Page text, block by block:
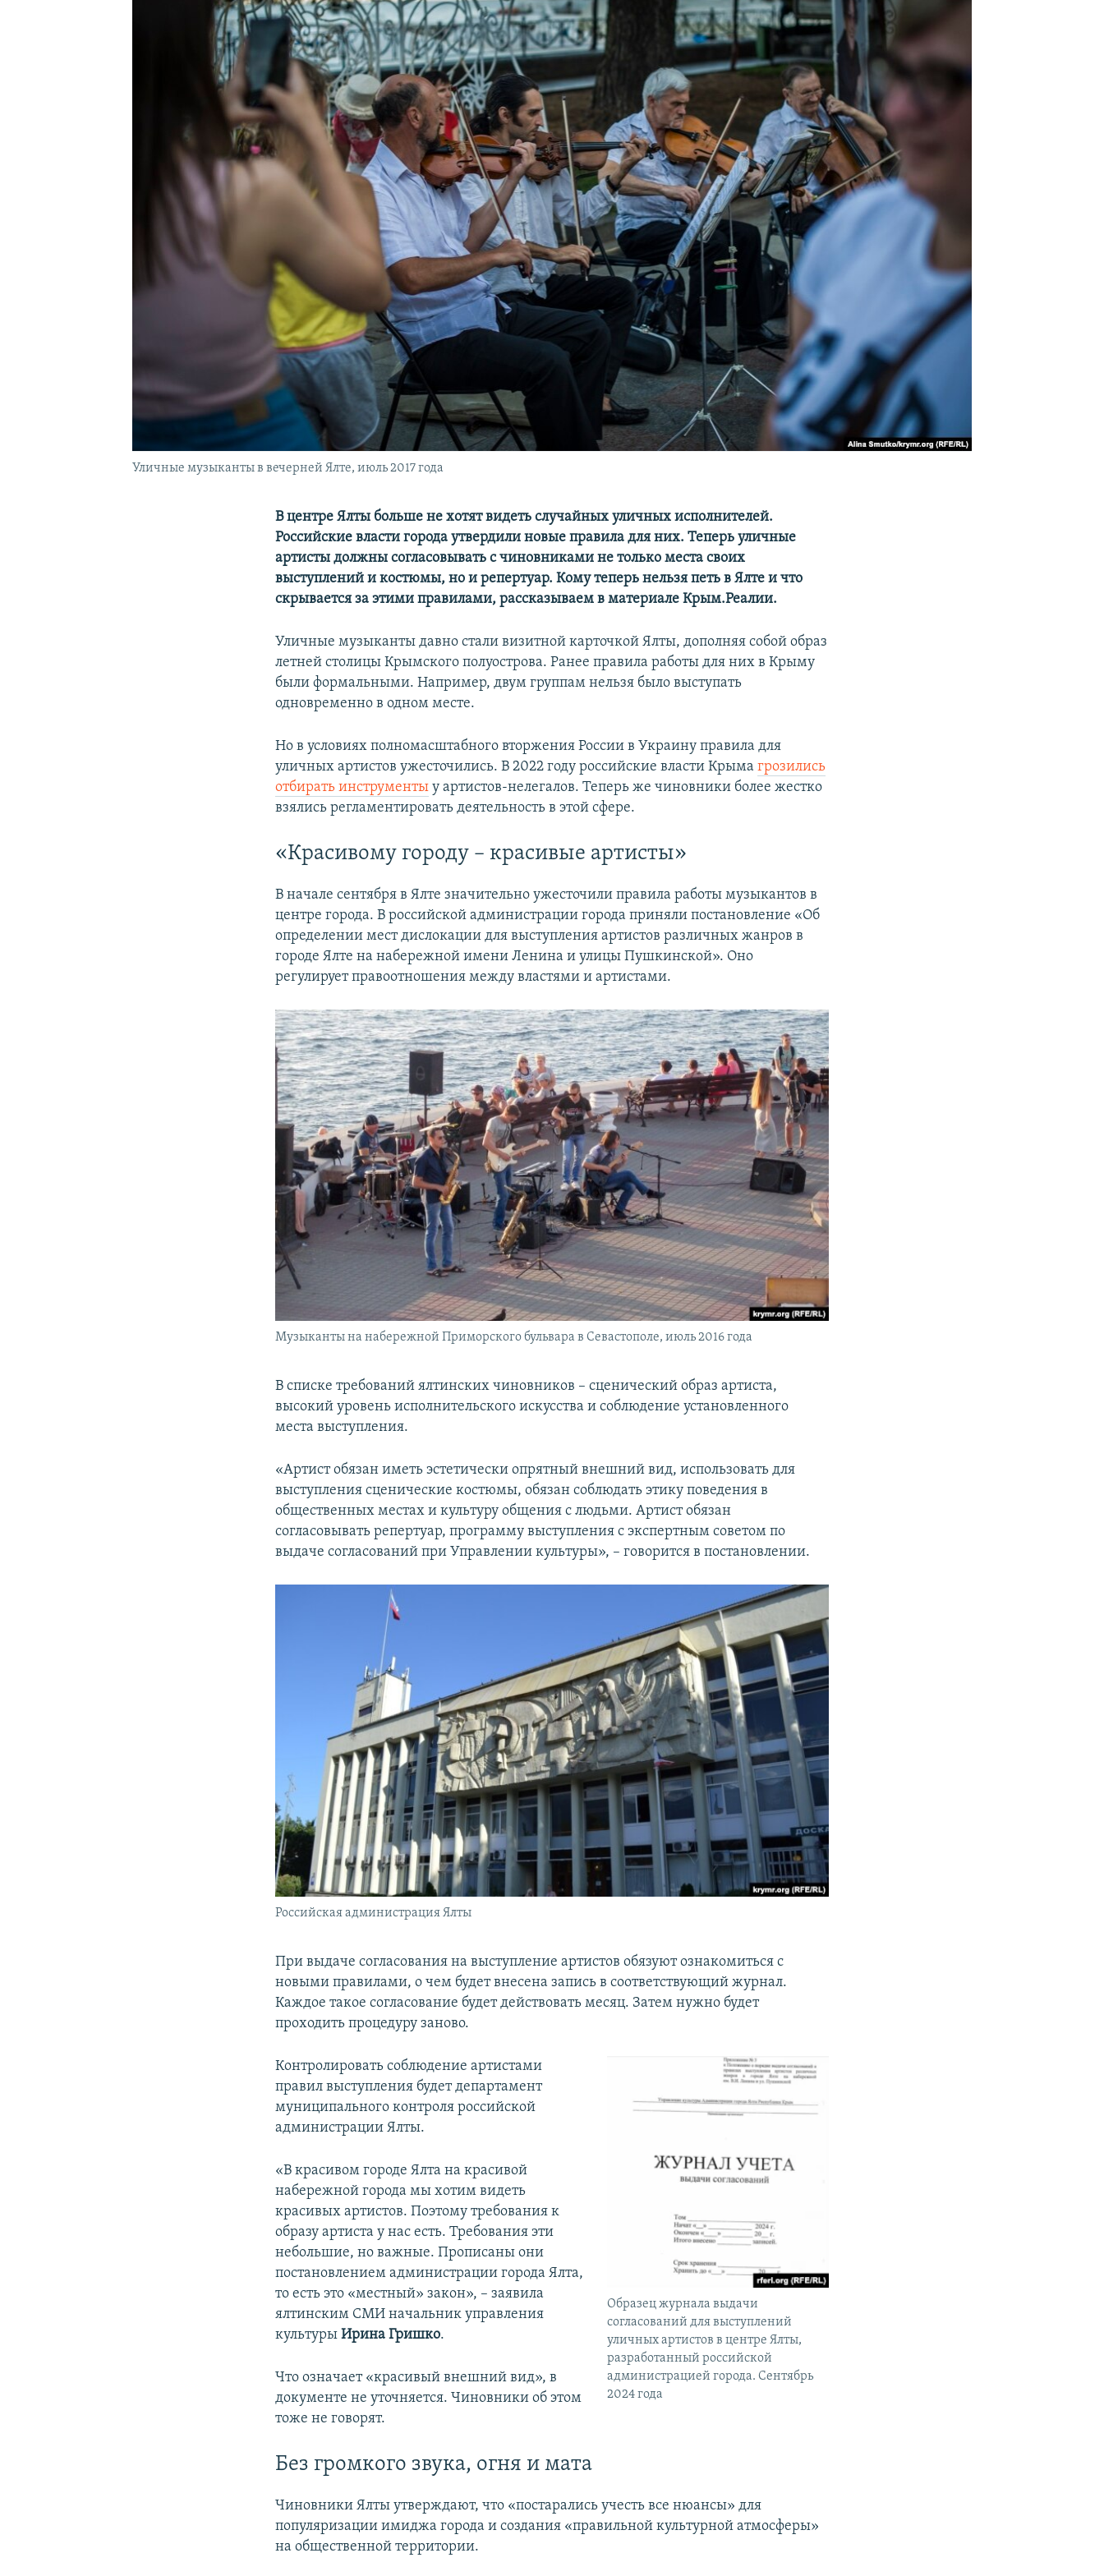
Уличные музыканты в вечерней Ялте, июль 2017 года
В центре Ялты больше не хотят видеть случайных уличных исполнителей.
Российские власти города утвердили новые правила для них. Теперь уличные
артисты должны согласовывать с чиновниками не только места своих
выступлений и костюмы, но и репертуар. Кому теперь нельзя петь в Ялте и что
скрывается за этими правилами, рассказываем в материале Крым.Реалии.
Уличные музыканты давно стали визитной карточкой Ялты, дополняя собой образ
летней столицы Крымского полуострова. Ранее правила работы для них в Крыму
были формальными. Например, двум группам нельзя было выступать
одновременно в одном месте.
Но в условиях полномасштабного вторжения России в Украину правила для
уличных артистов ужесточились. В 2022 году российские власти Крымагрозились
отбирать инструменты у артистов-нелегалов. Теперь же чиновники более жестко
взялись регламентировать деятельность в этой сфере.
«Красивому городу – красивые артисты»
В начале сентября в Ялте значительно ужесточили правила работы музыкантов в
центре города. В российской администрации города приняли постановление «Об
определении мест дислокации для выступления артистов различных жанров в
городе Ялте на набережной имени Ленина и улицы Пушкинской». Оно
регулирует правоотношения между властями и артистами.
Музыканты на набережной Приморского бульвара в Севастополе, июль 2016 года
В списке требований ялтинских чиновников – сценический образ артиста,
высокий уровень исполнительского искусства и соблюдение установленного
места выступления.
«Артист обязан иметь эстетически опрятный внешний вид, использовать для
выступления сценические костюмы, обязан соблюдать этику поведения в
общественных местах и культуру общения с людьми. Артист обязан
согласовывать репертуар, программу выступления с экспертным советом по
выдаче согласований при Управлении культуры», – говорится в постановлении.
Российская администрация Ялты
При выдаче согласования на выступление артистов обязуют ознакомиться с
новыми правилами, о чем будет внесена запись в соответствующий журнал.
Каждое такое согласование будет действовать месяц. Затем нужно будет
проходить процедуру заново.
Образец журнала выдачи
согласований для выступлений
уличных артистов в центре Ялты,
разработанный российской
администрацией города. Сентябрь
2024 года
Контролировать соблюдение артистами
правил выступления будет департамент
муниципального контроля российской
администрации Ялты.
«В красивом городе Ялта на красивой
набережной города мы хотим видеть
красивых артистов. Поэтому требования к
образу артиста у нас есть. Требования эти
небольшие, но важные. Прописаны они
постановлением администрации города Ялта,
то есть это «местный» закон», – заявила
ялтинским СМИ начальник управления
культурыИрина Гришко.
Что означает «красивый внешний вид», в
документе не уточняется. Чиновники об этом
тоже не говорят.
Без громкого звука, огня и мата
Чиновники Ялты утверждают, что «постарались учесть все нюансы» для
популяризации имиджа города и создания «правильной культурной атмосферы»
на общественной территории.